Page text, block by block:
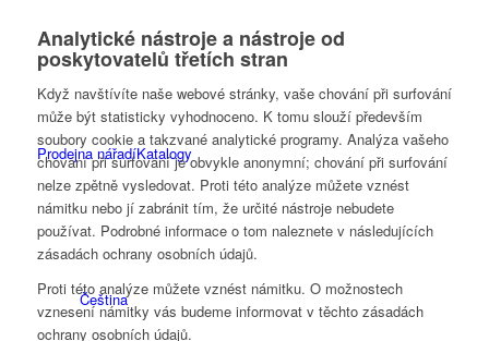
Prodejna nářadíKatalogy
Čeština
Analytické nástroje a nástroje od
poskytovatelů třetích stran
Když navštívíte naše webové stránky, vaše chování při surfování
může být statisticky vyhodnoceno. K tomu slouží především
soubory cookie a takzvané analytické programy. Analýza vašeho
chování při surfování je obvykle anonymní; chování při surfování
nelze zpětně vysledovat. Proti této analýze můžete vznést
námitku nebo jí zabránit tím, že určité nástroje nebudete
používat. Podrobné informace o tom naleznete v následujících
zásadách ochrany osobních údajů.
Proti této analýze můžete vznést námitku. O možnostech
vznesení námitky vás budeme informovat v těchto zásadách
ochrany osobních údajů.